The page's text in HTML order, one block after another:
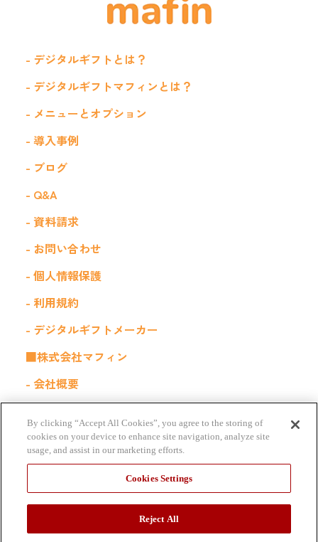
- デジタルギフトとは？
- デジタルギフトマフィンとは？
- メニューとオプション
- 導入事例
- ブログ
- Q&A
- 資料請求
- お問い合わせ
- 個人情報保護
- 利用規約
- デジタルギフトメーカー
■株式会社マフィン
- 会社概要
■関連サービス
福利厚生サービス｜Kiigo for 社内販売
By clicking “Accept All Cookies”, you agree to the storing of
cookies on your device to enhance site navigation, analyze site
usage, and assist in our marketing efforts.
Cookies Settings
Reject All